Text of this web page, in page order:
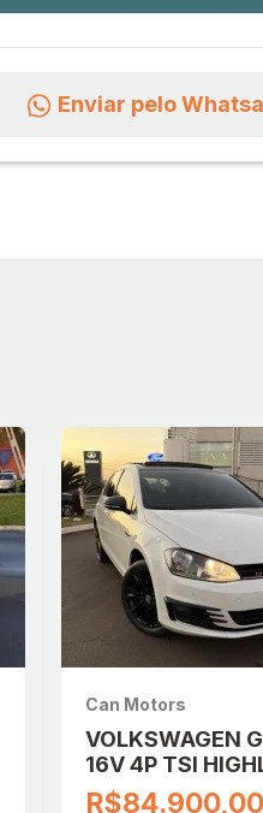
Enviar pelo
Can Motors
VOLKSWAGEN
16V 4P TSI
AUTOMÁTICO
R$84.900,00